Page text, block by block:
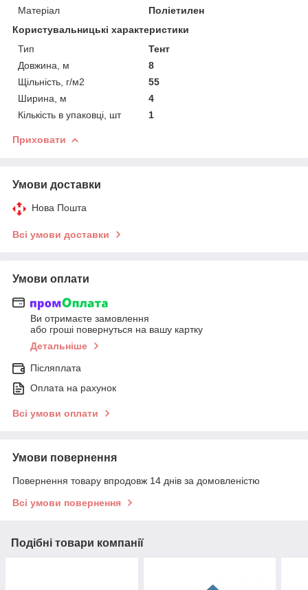
Матеріал
Поліетилен
Користувальницькі характеристики
Тип
Тент
Довжина, м
8
Щільність, г/м2
55
Ширина, м
4
Кількість в упаковці, шт
1
Приховати
Умови доставки
Нова Пошта
Всі умови доставки
Умови оплати
Ви отримаєте замовлення
або гроші повернуться на вашу картку
Детальніше
Післяплата
Оплата на рахунок
Всі умови оплати
Умови повернення
Повернення товару впродовж 14 днів за домовленістю
Всі умови повернення
Подібні товари компанії